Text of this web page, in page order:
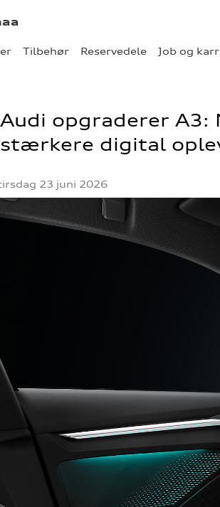
Tilbehør Reservedele Job og
Audi opgraderer
stærkere digital
23 juni 2026